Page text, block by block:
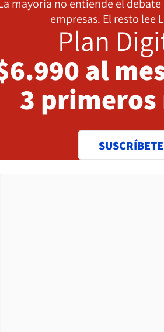
mayoría no entiende el
empresas. El resto lee
Plan
al
3 primeros
SUSCRÍBETE